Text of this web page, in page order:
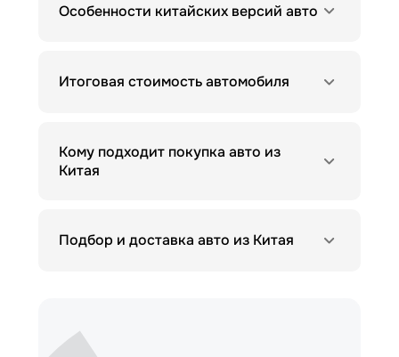
Особенности китайских версий авто
Итоговая стоимость автомобиля
Кому подходит покупка авто из
Китая
Подбор и доставка авто из Китая